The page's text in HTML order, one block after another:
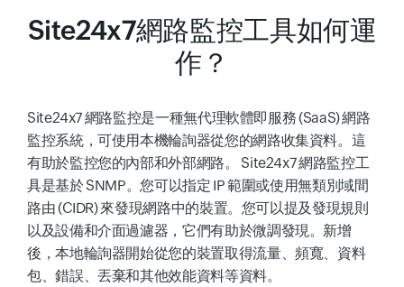
Site24x7網路監控工具如何運
作？
Site24x7 網路監控是一種無代理軟體即服務 (SaaS) 網路
監控系統，可使用本機輪詢器從您的網路收集資料。這
有助於監控您的內部和外部網路。 Site24x7 網路監控工
具是基於 SNMP。您可以指定 IP 範圍或使用無類別域間
路由 (CIDR) 來發現網路中的裝置。您可以提及發現規則
以及設備和介面過濾器，它們有助於微調發現。新增
後，本地輪詢器開始從您的裝置取得流量、頻寬、資料
包、錯誤、丟棄和其他效能資料等資料。